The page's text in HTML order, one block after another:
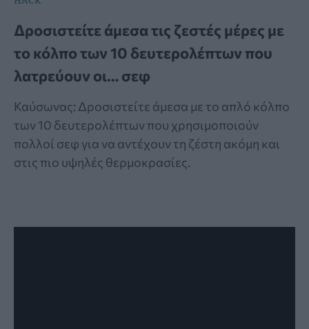
Δροσιστείτε άμεσα τις ζεστές μέρες με
το κόλπο των 10 δευτερολέπτων που
λατρεύουν οι… σεφ
Καύσωνας: Δροσιστείτε άμεσα με το απλό κόλπο
των 10 δευτερολέπτων που χρησιμοποιούν
πολλοί σεφ για να αντέχουν τη ζέστη ακόμη και
στις πιο υψηλές θερμοκρασίες.